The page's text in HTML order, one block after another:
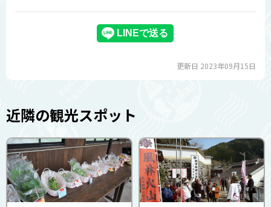
更新日 2023年09月15日
近隣の観光スポット